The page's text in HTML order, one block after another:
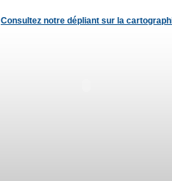
Consultez notre dépliant sur la